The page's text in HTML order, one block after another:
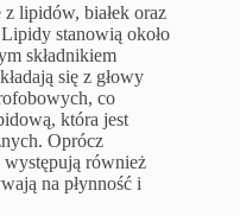
z lipidów, białek oraz
stanowią około
składnikiem
się z głowy
co
która jest
Oprócz
również
na płynność i